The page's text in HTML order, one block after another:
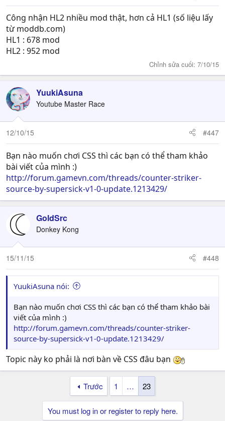
Công nhận HL2 nhiều mod thật, hơn cả HL1 (số liệu lấy
từ moddb.com)
HL1 : 678 mod
HL2 : 952 mod
Chỉnh sửa cuối: 7/10/15
YuukiAsuna
Youtube Master Race
12/10/15 #447
Bạn nào muốn chơi CSS thì các bạn có thể tham khảo
bài viết của mình :)
http://forum.gamevn.com/threads/counter-striker-
source-by-supersick-v1-0-update.1213429/
GoldSrc
Donkey Kong
15/11/15 #448
YuukiAsuna nói:
Bạn nào muốn chơi CSS thì các bạn có thể tham khảo bài
viết của mình :)
http://forum.gamevn.com/threads/counter-striker-
source-by-supersick-v1-0-update.1213429/
Topic này ko phải là nơi bàn về CSS đâu bạn
Trước 1 … 23
You must log in or register to reply here.